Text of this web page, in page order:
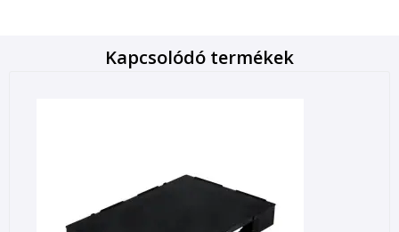
Kapcsolódó termékek